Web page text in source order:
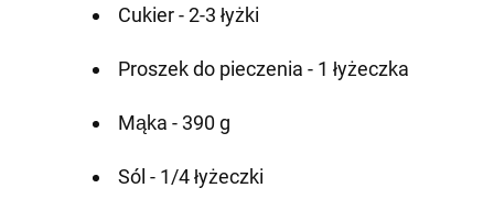
Cukier - 2-3 łyżki
Proszek do pieczenia - 1 łyżeczka
Mąka - 390 g
Sól - 1/4 łyżeczki